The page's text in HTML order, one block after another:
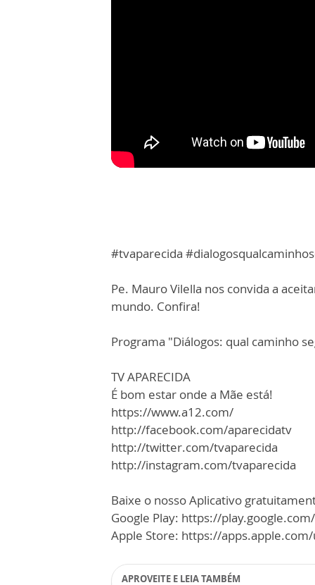
#tvaparecida
Pe. Mauro Vilella nos convida a
mundo. Confira!
Programa "Diálogos: qual caminho
TV APARECIDA
É bom estar onde a Mãe está!
https://www.a12.com/
http://facebook.com/aparecidatv
http://twitter.com/tvaparecida
http://instagram.com/tvaparecida
Baixe o nosso Aplicativo
Google Play: https://
Apple Store: https://
APROVEITE E LEIA TAMBÉM